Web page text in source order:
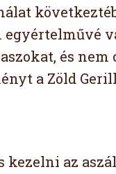
és
a Zöld
az